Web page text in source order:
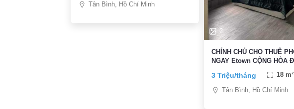
Tân Bình, Hồ Chí Minh
2
CHÍNH CHỦ CHO THUÊ PHÒNG
NGAY Etown CỘNG HÒA ĐẦY ĐỦ
GIỜ TỰ DO
3 Triệu/tháng 18 m²
Tân Bình, Hồ Chí Minh